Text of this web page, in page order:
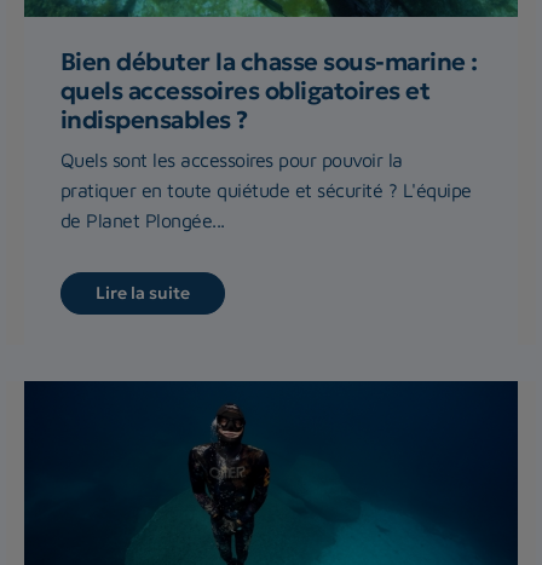
Bien débuter la chasse sous-marine :
quels accessoires obligatoires et
indispensables ?
Quels sont les accessoires pour pouvoir la
pratiquer en toute quiétude et sécurité ? L'équipe
de Planet Plongée...
Lire la suite